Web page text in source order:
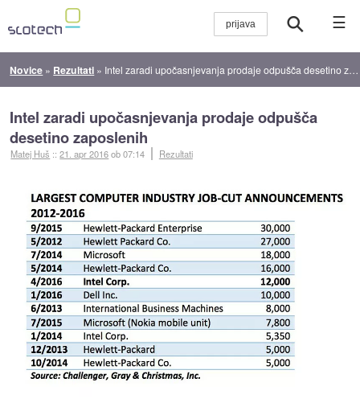
☰
Novice » Rezultati » Intel zaradi upočasnjevanja prodaje odpušča desetino zaposlenih
Intel zaradi upočasnjevanja prodaje odpušča
desetino zaposlenih
Matej Huš ::21. apr 2016ob 07:14 Rezultati